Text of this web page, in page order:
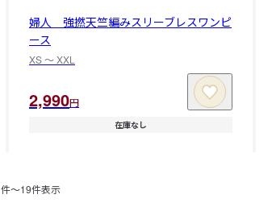
婦人 強撚天竺編みスリーブレスワンピ
ース
XS 〜 XXL
2,990円
在庫なし
件〜19件表示